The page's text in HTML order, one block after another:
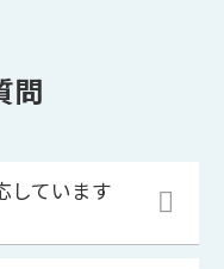
問
しています